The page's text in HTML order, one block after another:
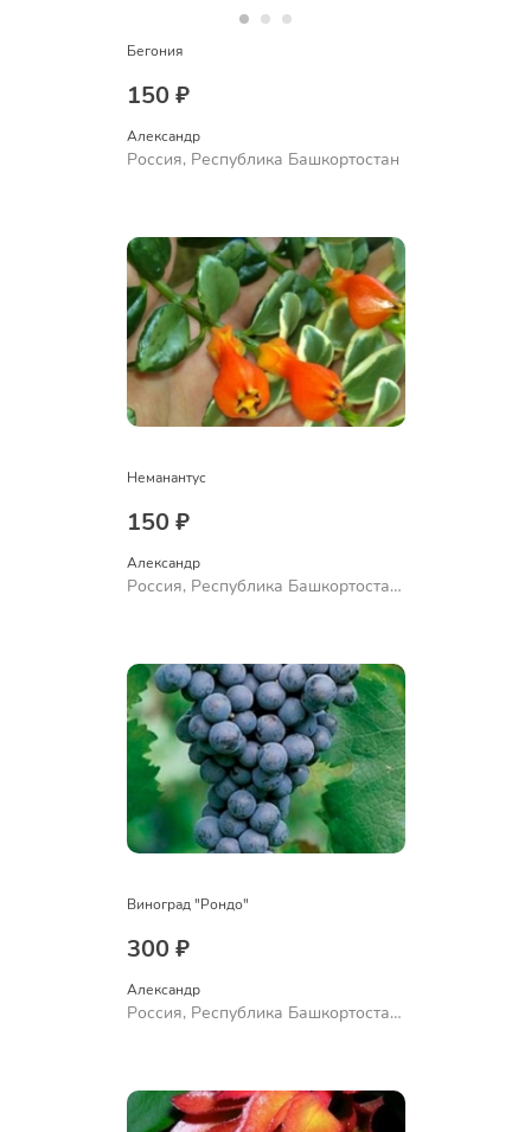
Бегония
150 ₽
Александр
Россия, Республика Башкортостан
Неманантус
150 ₽
Александр
Россия, Республика Башкортостан,
Виноград "Рондо"
300 ₽
Александр
Россия, Республика Башкортостан,